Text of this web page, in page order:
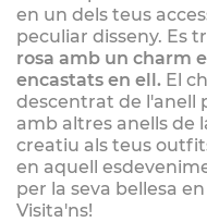
en un dels teus
peculiar disseny. Es
rosa amb un charm
encastats en ell. El
descentrat de l'anell
amb altres anells de
creatiu als teus
en aquell
per la seva bellesa
Visita'ns!